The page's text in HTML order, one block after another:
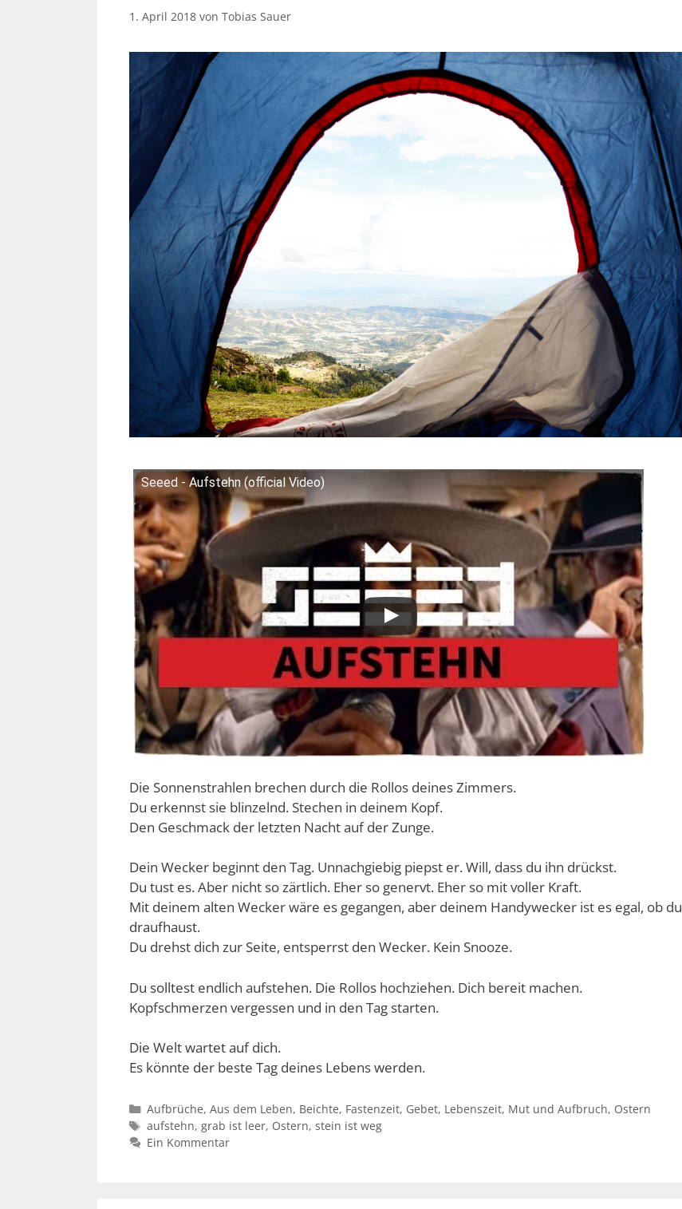
1. April 2018 von Tobias Sauer
Seeed - Aufstehn (official Video)
Die Sonnenstrahlen brechen durch die Rollos deines Zimmers.
Du erkennst sie blinzelnd. Stechen in deinem Kopf.
Den Geschmack der letzten Nacht auf der Zunge.
Dein Wecker beginnt den Tag. Unnachgiebig piepst er. Will, dass du ihn drückst.
Du tust es. Aber nicht so zärtlich. Eher so genervt. Eher so mit voller Kraft.
Mit deinem alten Wecker wäre es gegangen, aber deinem Handywecker ist es egal, ob du
draufhaust.
Du drehst dich zur Seite, entsperrst den Wecker. Kein Snooze.
Du solltest endlich aufstehen. Die Rollos hochziehen. Dich bereit machen.
Kopfschmerzen vergessen und in den Tag starten.
Die Welt wartet auf dich.
Es könnte der beste Tag deines Lebens werden.
Kategorien
Aufbrüche, Aus dem Leben, Beichte, Fastenzeit, Gebet, Lebenszeit, Mut und Aufbruch, Ostern
Schlagwörter
aufstehn, grab ist leer, Ostern, stein ist weg
Ein Kommentar